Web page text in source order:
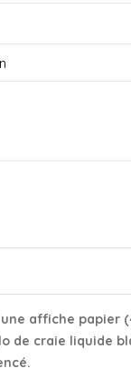
affiche papier
de craie liquide